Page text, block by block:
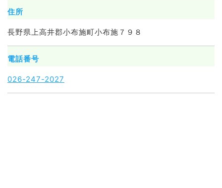
住所
長野県上高井郡小布施町小布施７９８
電話番号
026-247-2027